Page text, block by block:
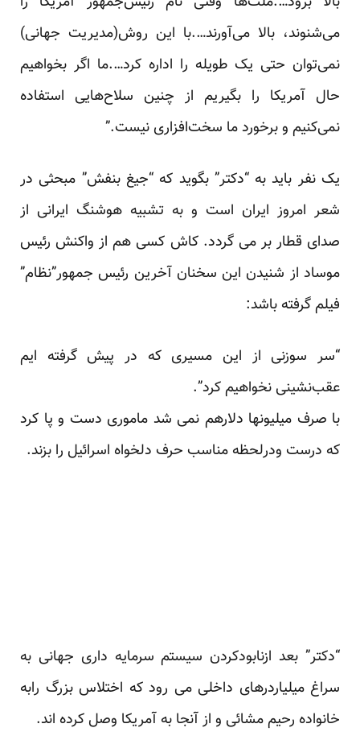
می‌شنوند، بالا می‌آورند….با این روش(مدیریت جهانی)
نمی‌توان حتی یک طویله را اداره کرد….ما اگر بخواهیم
حال آمریکا را بگیریم از چنین سلاح‌هایی استفاده
نمی‌کنیم و برخورد ما سخت‌افزاری نیست.”
یک نفر باید به “دکتر” بگوید که “جیغ بنفش” مبحثی در
شعر امروز ایران است و به تشبیه هوشنگ ایرانی از
صدای قطار بر می گردد. کاش کسی هم از واکنش رئیس
موساد از شنیدن این سخنان آخرین رئیس جمهور”نظام”
فیلم گرفته باشد:
“سر سوزنی از این مسیری که در پیش گرفته ایم
عقب‌نشینی نخواهیم کرد”.
با صرف میلیونها دلارهم نمی شد ماموری دست و پا کرد
که درست ودرلحظه مناسب حرف دلخواه اسرائیل را بزند.
“دکتر” بعد ازنابودکردن سیستم سرمایه داری جهانی به
سراغ میلیاردرهای داخلی می رود که اختلاس بزرگ رابه
خانواده رحیم مشائی و از آنجا به آمریکا وصل کرده اند.